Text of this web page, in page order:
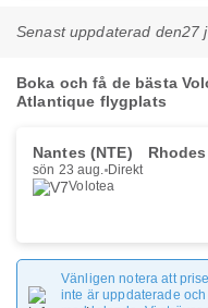
Senast uppdaterad den27
Boka och få de bästa
Atlantique flygplats
Nantes (NTE) Rhodes
sön 23 aug. Direkt
Volotea
Vänligen notera att
inte är uppdaterade